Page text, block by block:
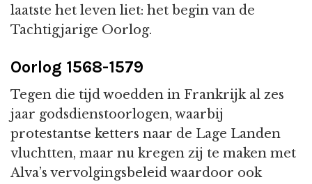
laatste het leven liet: het begin van de
Tachtigjarige Oorlog.
Oorlog 1568-1579
Tegen die tijd woedden in Frankrijk al zes
jaar godsdienstoorlogen, waarbij
protestantse ketters naar de Lage Landen
vluchtten, maar nu kregen zij te maken met
Alva’s vervolgingsbeleid waardoor ook